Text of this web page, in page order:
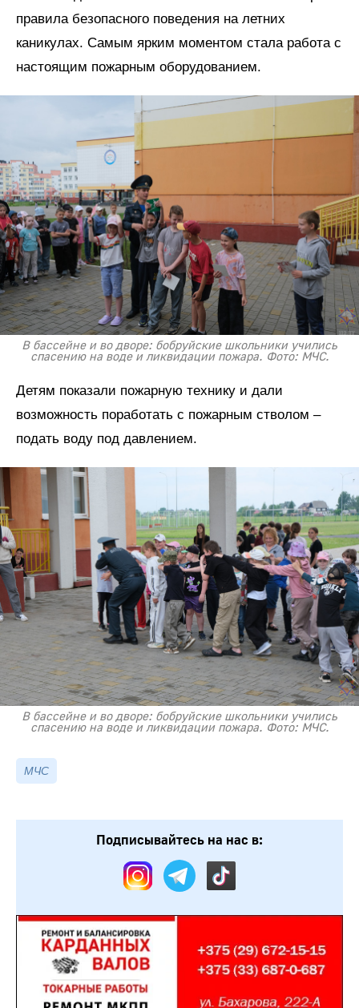
правила безопасного поведения на летних
каникулах. Самым ярким моментом стала работа с
настоящим пожарным оборудованием.
В бассейне и во дворе: бобруйские школьники учились
спасению на воде и ликвидации пожара. Фото: МЧС.
Детям показали пожарную технику и дали
возможность поработать с пожарным стволом –
подать воду под давлением.
В бассейне и во дворе: бобруйские школьники учились
спасению на воде и ликвидации пожара. Фото: МЧС.
МЧС
Подписывайтесь на нас в: